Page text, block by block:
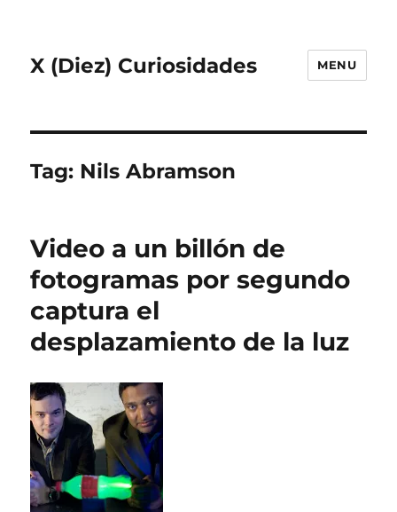
X (Diez) Curiosidades MENU
Tag: Nils Abramson
Video a un billón de
fotogramas por segundo
captura el
desplazamiento de la luz